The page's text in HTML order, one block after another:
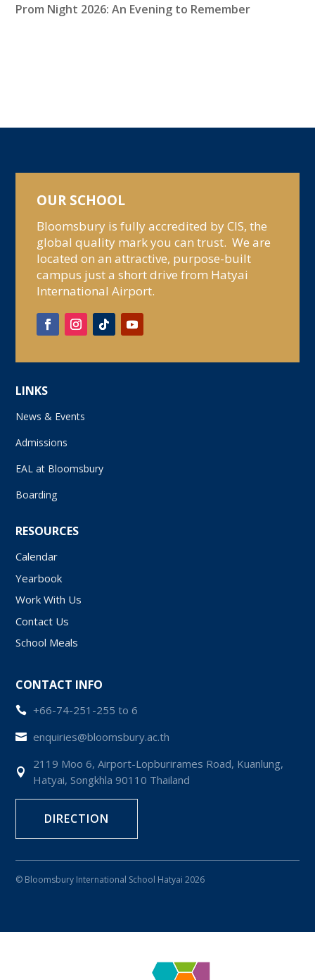
Prom Night 2026: An Evening to Remember
OUR SCHOOL
Bloomsbury is fully accredited by CIS, the
global quality mark you can trust. We are
located on an attractive, purpose-built
campus just a short drive from Hatyai
International Airport.
LINKS
News & Events
Admissions
EAL at Bloomsbury
Boarding
RESOURCES
Calendar
Yearbook
Work With Us
Contact Us
School Meals
CONTACT INFO
 +66-74-251-255 to 6
 enquiries@bloomsbury.ac.th

2119 Moo 6, Airport-Lopburirames Road, Kuanlung,
Hatyai, Songkhla 90110 Thailand
DIRECTION
© Bloomsbury International School Hatyai 2026